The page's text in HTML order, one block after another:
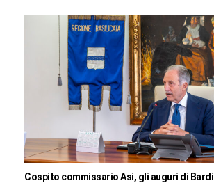
Cospito commissario Asi, gli auguri di Bardi